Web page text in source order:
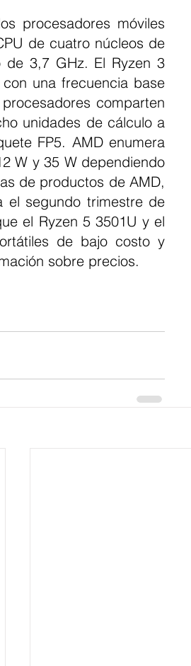
procesadores móviles
de cuatro núcleos de
3,7 GHz. El Ryzen 3
una frecuencia base
comparten
unidades de cálculo a
FP5. AMD enumera
W y 35 W dependiendo
de productos de AMD,
el segundo trimestre de
el Ryzen 5 3501U y el
de bajo costo y
sobre precios.